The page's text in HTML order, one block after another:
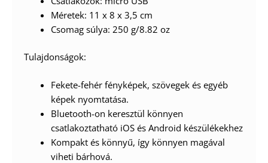
Méretek: 11 x 8 x 3,5 cm
Csomag súlya: 250 g/8.82 oz
Tulajdonságok:
Fekete-fehér fényképek, szövegek és egyéb
képek nyomtatása.
Bluetooth-on keresztül könnyen
csatlakoztatható iOS és Android készülékekhez
Kompakt és könnyű, így könnyen magával
viheti bárhová.